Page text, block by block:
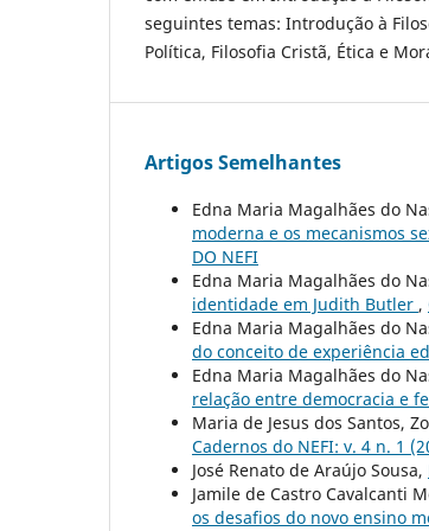
seguintes temas: Introdução à
Política, Filosofia Cristã, Ética e
Artigos Semelhantes
Edna Maria Magalhães do
moderna e os mecanismos
DO NEFI
Edna Maria Magalhães do
identidade em Judith Butler ,
Edna Maria Magalhães do
do conceito de experiência
Edna Maria Magalhães do
relação entre democracia e
Maria de Jesus dos Santos,
Cadernos do NEFI: v. 4 n. 1
José Renato de Araújo Sousa,
Jamile de Castro Cavalcanti
os desafios do novo ensino